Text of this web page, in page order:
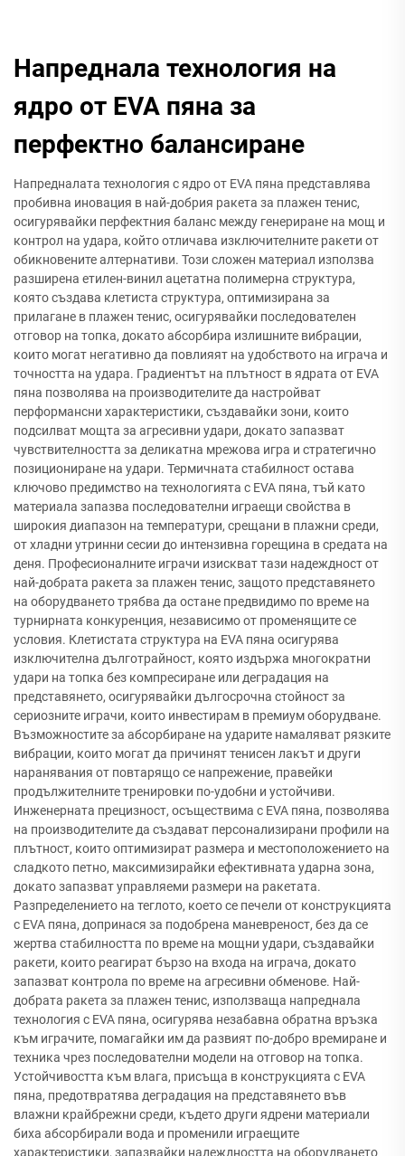
Напреднала технология на
ядро от EVA пяна за
перфектно балансиране
Напредналата технология с ядро от EVA пяна представлява
пробивна иновация в най-добрия ракета за плажен тенис,
осигурявайки перфектния баланс между генериране на мощ и
контрол на удара, който отличава изключителните ракети от
обикновените алтернативи. Този сложен материал използва
разширена етилен-винил ацетатна полимерна структура,
която създава клетиста структура, оптимизирана за
прилагане в плажен тенис, осигурявайки последователен
отговор на топка, докато абсорбира излишните вибрации,
които могат негативно да повлияят на удобството на играча и
точността на удара. Градиентът на плътност в ядрата от EVA
пяна позволява на производителите да настройват
перформансни характеристики, създавайки зони, които
подсилват мощта за агресивни удари, докато запазват
чувствителността за деликатна мрежова игра и стратегично
позициониране на удари. Термичната стабилност остава
ключово предимство на технологията с EVA пяна, тъй като
материала запазва последователни играещи свойства в
широкия диапазон на температури, срещани в плажни среди,
от хладни утринни сесии до интензивна горещина в средата на
деня. Професионалните играчи изискват тази надеждност от
най-добрата ракета за плажен тенис, защото представянето
на оборудването трябва да остане предвидимо по време на
турнирната конкуренция, независимо от променящите се
условия. Клетистата структура на EVA пяна осигурява
изключителна дълготрайност, която издържа многократни
удари на топка без компресиране или деградация на
представянето, осигурявайки дългосрочна стойност за
сериозните играчи, които инвестирам в премиум оборудване.
Възможностите за абсорбиране на ударите намаляват рязките
вибрации, които могат да причинят тенисен лакът и други
наранявания от повтарящо се напрежение, правейки
продължителните тренировки по-удобни и устойчиви.
Инженерната прецизност, осъществима с EVA пяна, позволява
на производителите да създават персонализирани профили на
плътност, които оптимизират размера и местоположението на
сладкото петно, максимизирайки ефективната ударна зона,
докато запазват управляеми размери на ракетата.
Разпределението на теглото, което се печели от конструкцията
с EVA пяна, допринася за подобрена маневреност, без да се
жертва стабилността по време на мощни удари, създавайки
ракети, които реагират бързо на входа на играча, докато
запазват контрола по време на агресивни обменове. Най-
добрата ракета за плажен тенис, използваща напреднала
технология с EVA пяна, осигурява незабавна обратна връзка
към играчите, помагайки им да развият по-добро времиране и
техника чрез последователни модели на отговор на топка.
Устойчивостта към влага, присъща в конструкцията с EVA
пяна, предотвратява деградация на представянето във
влажни крайбрежни среди, където други ядрени материали
биха абсорбирали вода и променили играещите
характеристики, запазвайки надеждността на оборудването